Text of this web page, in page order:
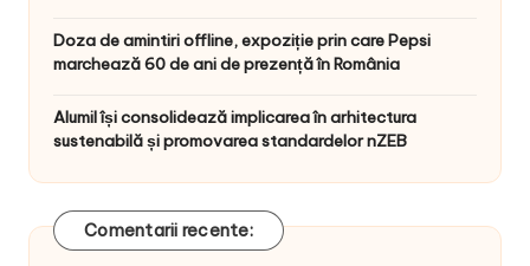
Doza de amintiri offline, expoziție prin care Pepsi
marchează 60 de ani de prezență în România
Alumil își consolidează implicarea în arhitectura
sustenabilă și promovarea standardelor nZEB
Comentarii recente: